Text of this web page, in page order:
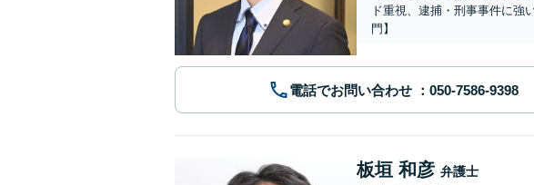
ド重視、逮捕・刑事事件に強
門】
電話でお問い合わせ
板垣 和彦 弁護士